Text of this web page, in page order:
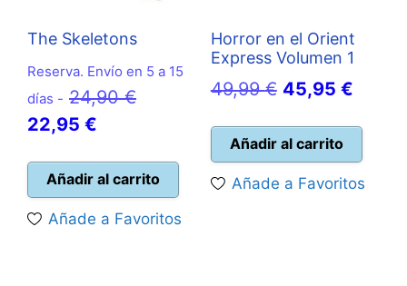
The Skeletons
Reserva. Envío en 5 a 15
días - 24,90€El
era:
24,90 €.
22,95 €
actual
es:
22,95 €.
Añadir al carrito
Añade a Favoritos
Horror en el Orient
Express Volumen 1
49,99€ El
original
era:
49,99 €.
45,95 €El
es:
45,95
Añadir al carrito
Añade a Favoritos